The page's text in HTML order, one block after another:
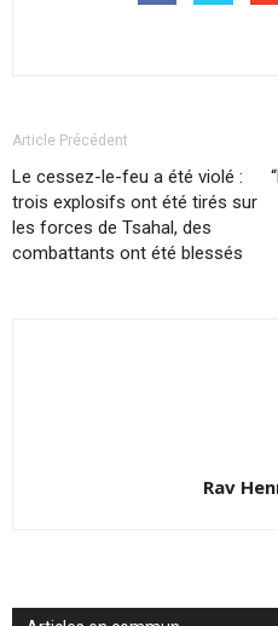
Article Précédent
Le cessez-le-feu a été violé :
trois explosifs ont été tirés sur
les forces de Tsahal, des
combattants ont été blessés
Rav